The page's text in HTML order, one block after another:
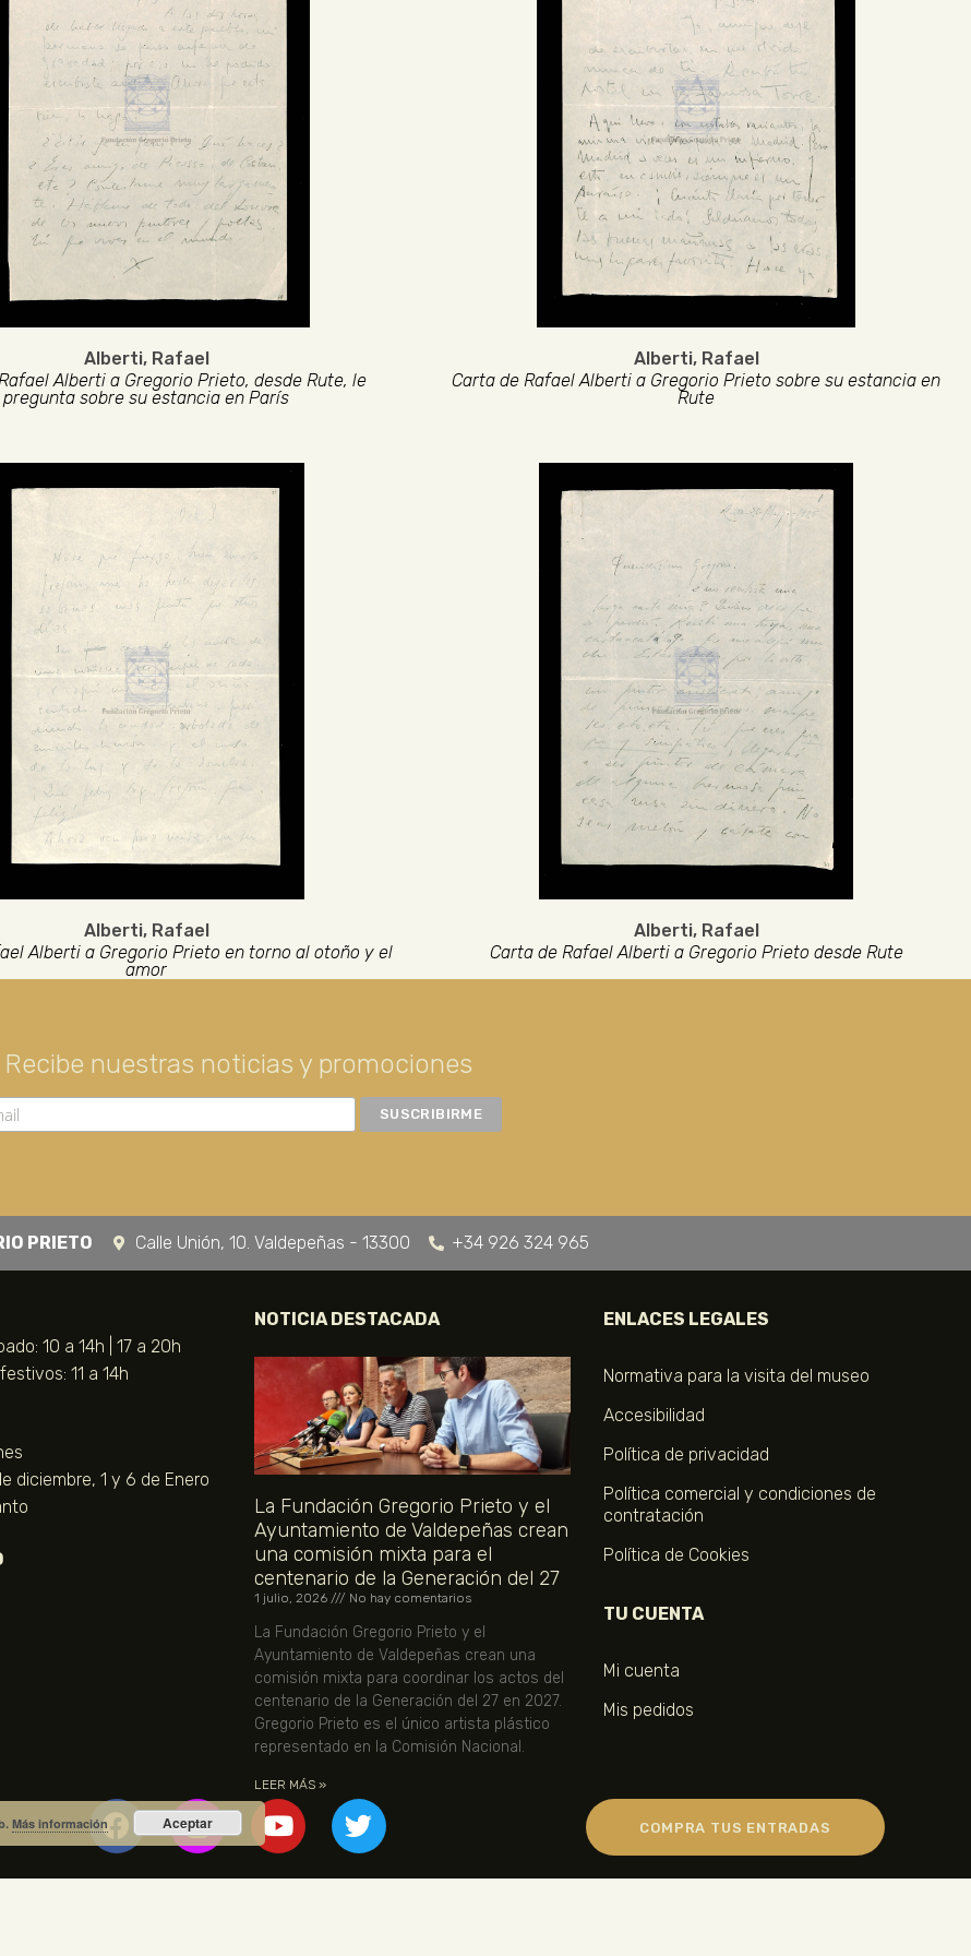
Alberti, Rafael
Alberti a Gregorio Prieto, desde Rute, le
pregunta sobre su estancia en París
Alberti, Rafael
Carta de Rafael Alberti a Gregorio Prieto sobre su estancia en
Rute
Alberti, Rafael
Alberti a Gregorio Prieto en torno al otoño y el
amor
Alberti, Rafael
Carta de Rafael Alberti a Gregorio Prieto desde Rute
Recibe nuestras noticias y promociones
PRIETO Calle Unión, 10. Valdepeñas - 13300 +34 926 324 965
10 a 14h | 17 a 20h
11 a 14h
diciembre, 1 y 6 de Enero
NOTICIA DESTACADA
La Fundación Gregorio Prieto y el
Ayuntamiento de Valdepeñas crean
una comisión mixta para el
centenario de la Generación del 27
1 julio, 2026 No hay comentarios
La Fundación Gregorio Prieto y el
Ayuntamiento de Valdepeñas crean una
comisión mixta para coordinar los actos del
centenario de la Generación del 27 en 2027.
Gregorio Prieto es el único artista plástico
representado en la Comisión Nacional.
LEER MÁS »
ENLACES LEGALES
Normativa para la visita del museo
Accesibilidad
Política de privacidad
Política comercial y condiciones de
contratación
Política de Cookies
TU CUENTA
Mi cuenta
Mis pedidos
COMPRA TUS ENTRADAS
Más información Aceptar